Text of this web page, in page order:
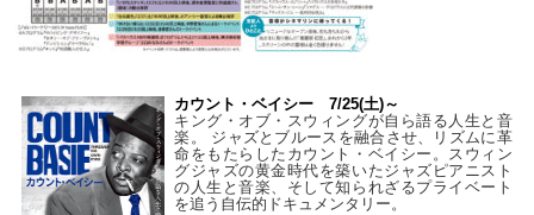
カウント・ベイシー 7/25(土)～
キング・オブ・スウィングが自ら語る人生と音
楽。 ジャズとブルースを融合させ、リズムに革
命をもたらしたカウント・ベイシー。スウィン
グジャズの黄金時代を築いたジャズピアニスト
の人生と音楽、そして知られざるプライベート
を追う自伝的ドキュメンタリー。